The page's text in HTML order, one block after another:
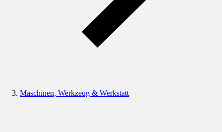
Maschinen, Werkzeug & Werkstatt